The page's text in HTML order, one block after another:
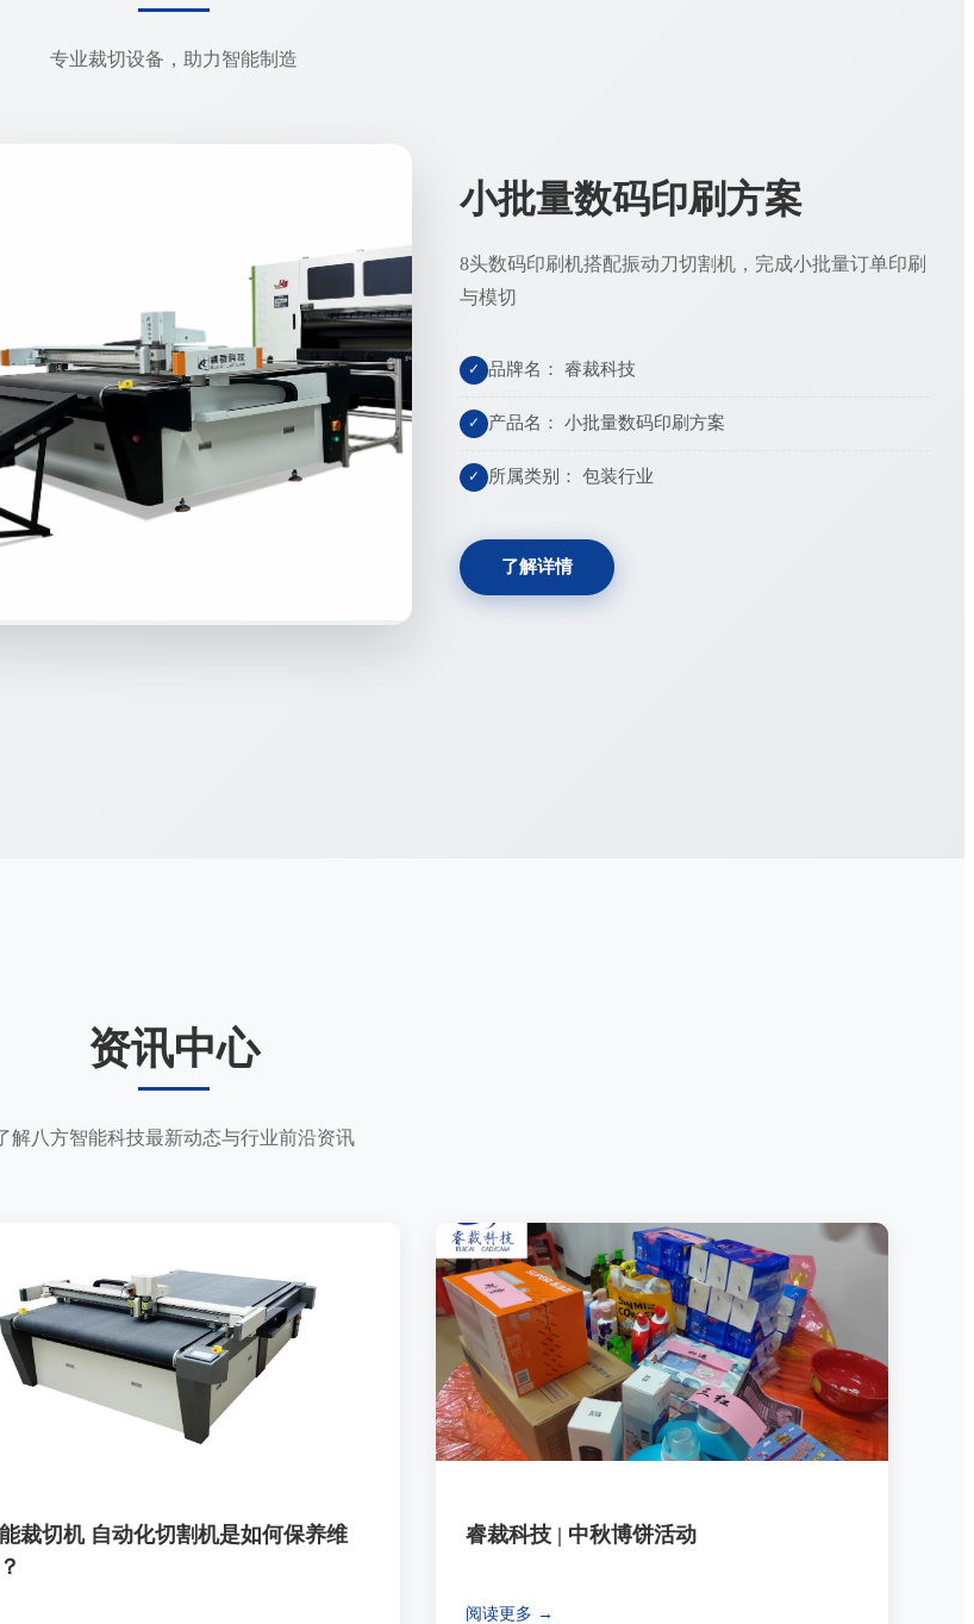
专业裁切设备，助力智能制造
小批量数码印刷方案
8头数码印刷机搭配振动刀切割机，完成小批量订单印刷
与模切
✓ 品牌名： 睿裁科技
✓ 产品名： 小批量数码印刷方案
✓ 所属类别： 包装行业
了解详情
资讯中心
解八方智能科技最新动态与行业前沿资讯
裁切机 自动化切割机是如何保养维
睿裁科技 | 中秋博饼活动
阅读更多 →